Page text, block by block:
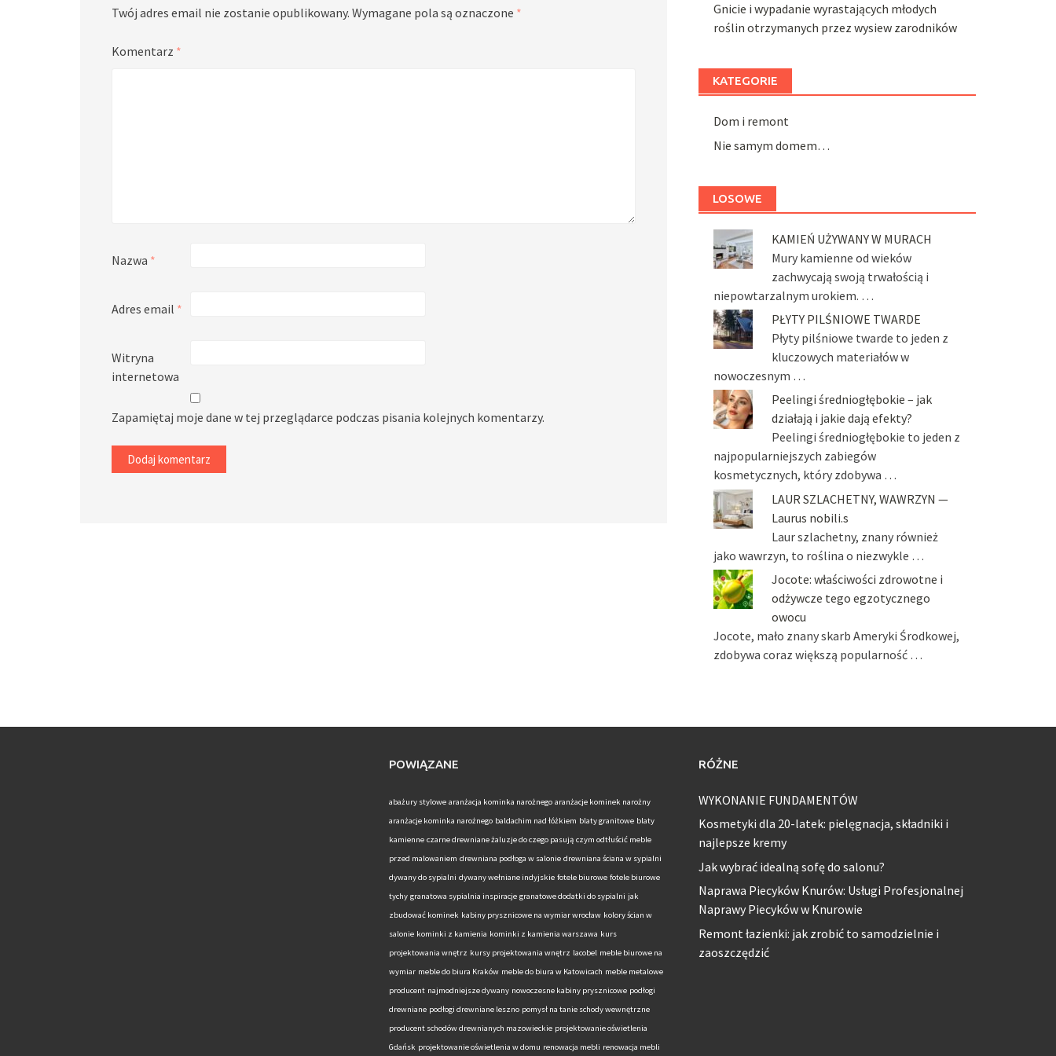
Twój adres email nie zostanie opublikowany. Wymagane pola są oznaczone *
Komentarz *
Nazwa *
Adres email *
Witryna
internetowa
Zapamiętaj moje dane w tej przeglądarce podczas pisania kolejnych komentarzy.
Gnicie i wypadanie wyrastających młodych
roślin otrzymanych przez wysiew zarodników
KATEGORIE
Dom i remont
Nie samym domem…
LOSOWE
KAMIEŃ UŻYWANY W MURACH
Mury kamienne od wieków
zachwycają swoją trwałością i
niepowtarzalnym urokiem. …
PŁYTY PILŚNIOWE TWARDE
Płyty pilśniowe twarde to jeden z
kluczowych materiałów w
nowoczesnym …
Peelingi średniogłębokie – jak
działają i jakie dają efekty?
Peelingi średniogłębokie to jeden z
najpopularniejszych zabiegów
kosmetycznych, który zdobywa …
LAUR SZLACHETNY, WAWRZYN —
Laurus nobili.s
Laur szlachetny, znany również
jako wawrzyn, to roślina o niezwykle …
Jocote: właściwości zdrowotne i
odżywcze tego egzotycznego
owocu
Jocote, mało znany skarb Ameryki Środkowej,
zdobywa coraz większą popularność …
POWIĄZANE
abażury stylowe aranżacja kominka narożnego aranżacje kominek narożny
aranżacje kominka narożnego baldachim nad łóżkiem blaty granitowe blaty
kamienne czarne drewniane żaluzje do czego pasują czym odtłuścić meble
przed malowaniem drewniana podłoga w salonie drewniana ściana w sypialni
dywany do sypialni dywany wełniane indyjskie fotele biurowe fotele biurowe
tychy granatowa sypialnia inspiracje granatowe dodatki do sypialni jak
zbudować kominek kabiny prysznicowe na wymiar wrocław kolory ścian w
salonie kominki z kamienia kominki z kamienia warszawa kurs
projektowania wnętrz kursy projektowania wnętrz lacobel meble biurowe na
wymiar meble do biura Kraków meble do biura w Katowicach meble metalowe
producent najmodniejsze dywany nowoczesne kabiny prysznicowe podłogi
drewniane podłogi drewniane leszno pomysł na tanie schody wewnętrzne
producent schodów drewnianych mazowieckie projektowanie oświetlenia
Gdańsk projektowanie oświetlenia w domu renowacja mebli renowacja mebli
RÓŻNE
WYKONANIE FUNDAMENTÓW
Kosmetyki dla 20-latek: pielęgnacja, składniki i
najlepsze kremy
Jak wybrać idealną sofę do salonu?
Naprawa Piecyków Knurów: Usługi Profesjonalnej
Naprawy Piecyków w Knurowie
Remont łazienki: jak zrobić to samodzielnie i
zaoszczędzić